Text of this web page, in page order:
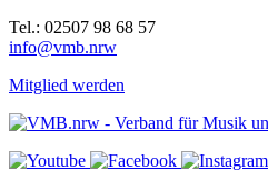
Tel.: 02507 98 68 57
info@vmb.nrw
Mitglied werden